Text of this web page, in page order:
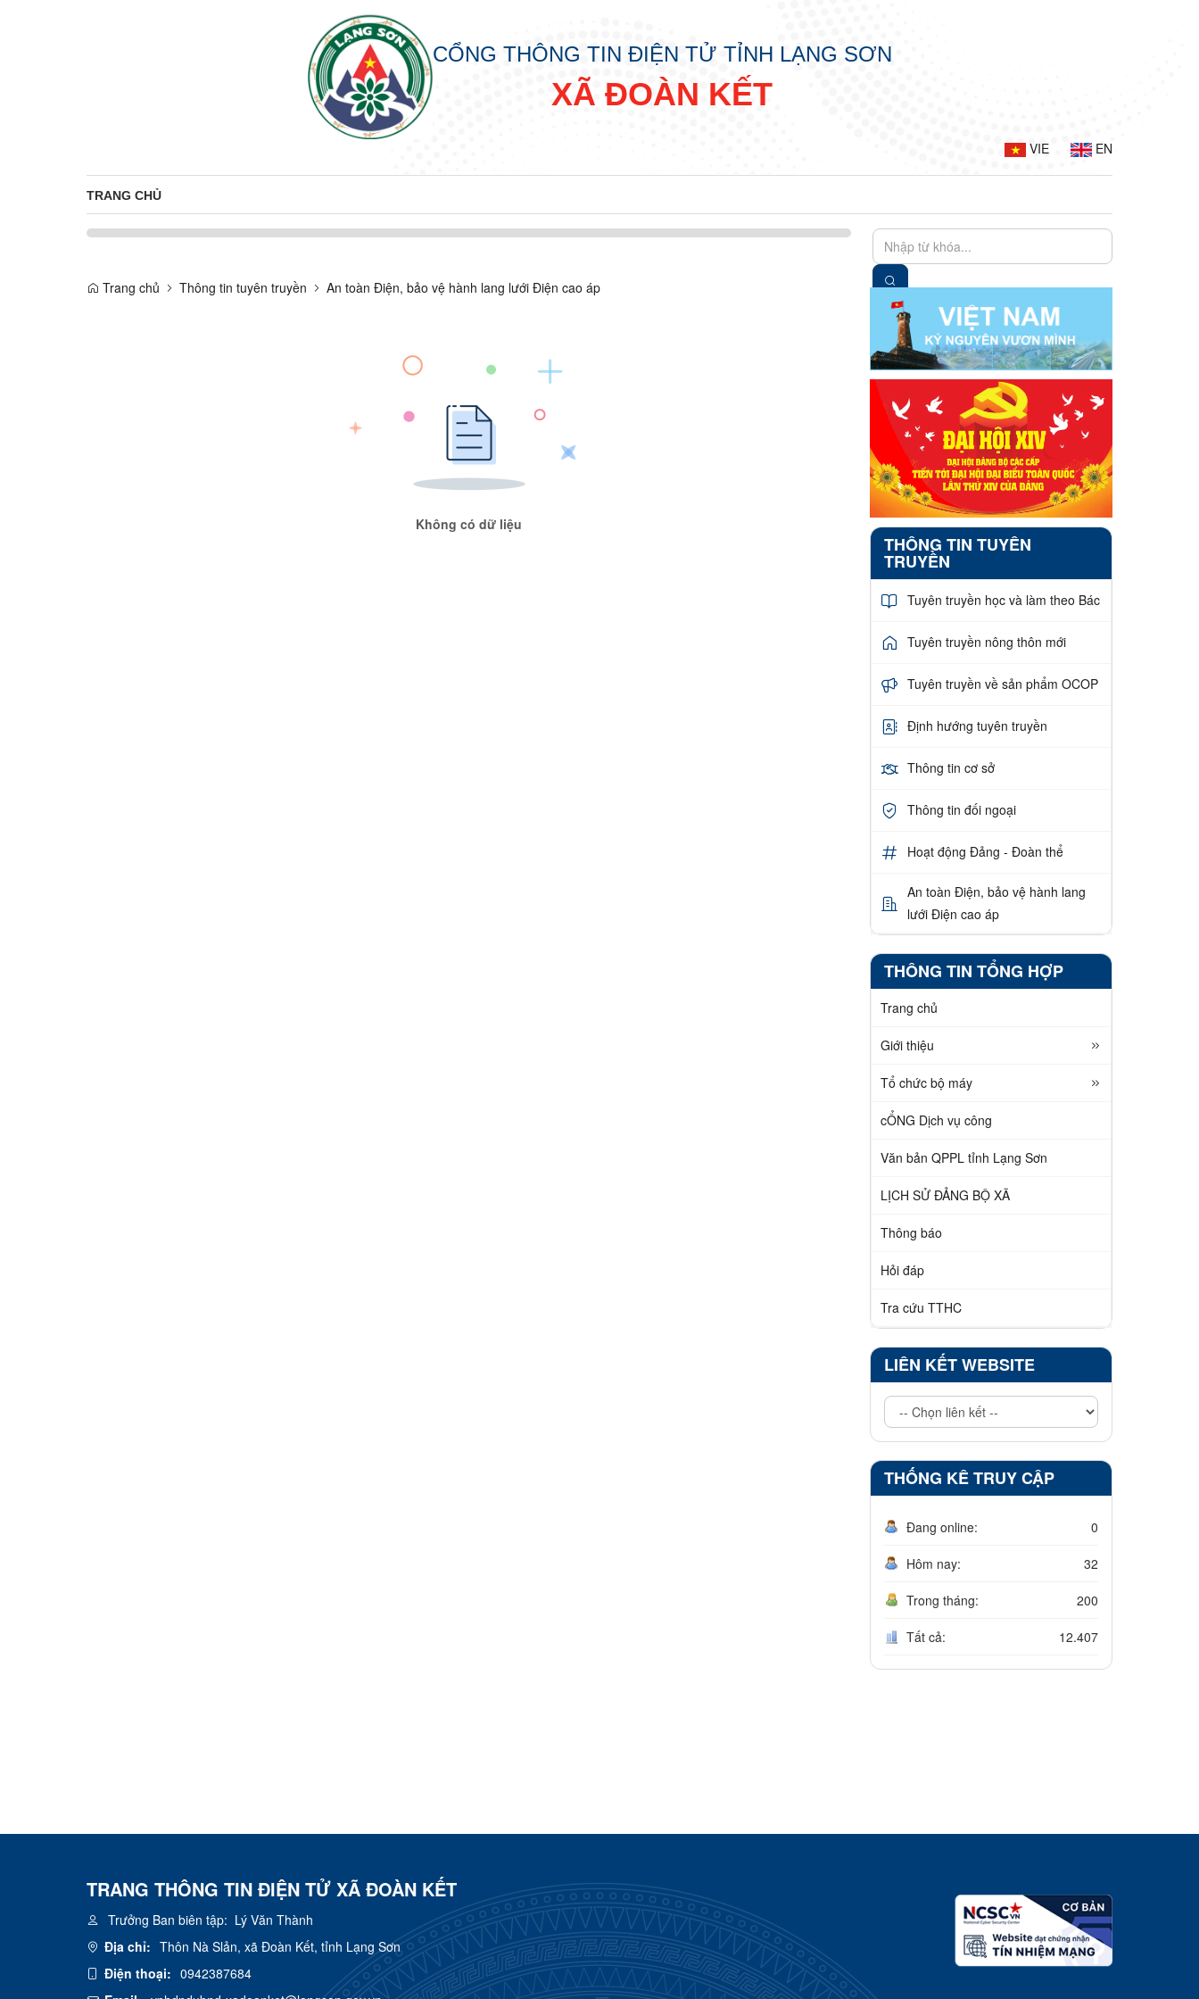
CỔNG THÔNG TIN ĐIỆN TỬ TỈNH LẠNG SƠN
XÃ ĐOÀN KẾT
VIE EN
TRANG CHỦ
Trang chủ Thông tin tuyên truyền An toàn Điện, bảo vệ hành lang lưới Điện cao áp
Không có dữ liệu
THÔNG TIN TUYÊN
TRUYỀN
Tuyên truyền học và làm theo Bác
Tuyên truyền nông thôn mới
Tuyên truyền về sản phẩm OCOP
Định hướng tuyên truyền
Thông tin cơ sở
Thông tin đối ngoại
Hoạt động Đảng - Đoàn thể
An toàn Điện, bảo vệ hành lang
lưới Điện cao áp
THÔNG TIN TỔNG HỢP
Trang chủ
Giới thiệu
Tổ chức bộ máy
cỔNG Dịch vụ công
Văn bản QPPL tỉnh Lạng Sơn
LỊCH SỬ ĐẢNG BỘ XÃ
Thông báo
Hỏi đáp
Tra cứu TTHC
LIÊN KẾT WEBSITE
THỐNG KÊ TRUY CẬP
Đang online: 0
Hôm nay: 32
Trong tháng: 200
Tất cả: 12.407
TRANG THÔNG TIN ĐIỆN TỬ XÃ ĐOÀN KẾT
Trưởng Ban biên tập: Lý Văn Thành
Địa chỉ: Thôn Nà Slản, xã Đoàn Kết, tỉnh Lạng Sơn
Điện thoại: 0942387684